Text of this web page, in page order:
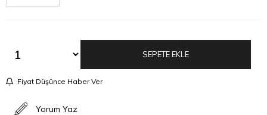
Fiyat Düşünce Haber Ver
Yorum Yaz